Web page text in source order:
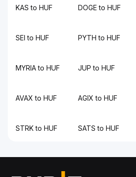
KAS to HUF DOGE to HUF
SEI to HUF PYTH to HUF
MYRIA to HUF JUP to HUF
AVAX to HUF AGIX to HUF
STRK to HUF SATS to HUF